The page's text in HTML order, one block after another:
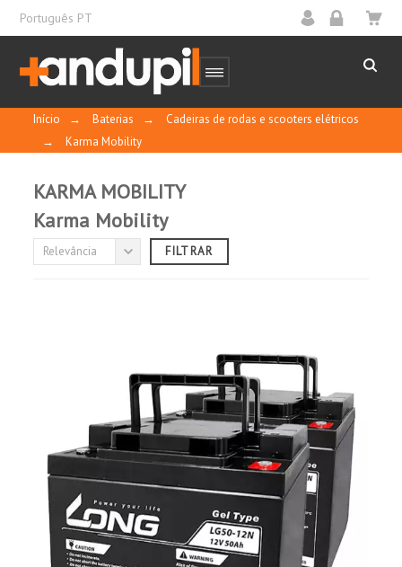
Português PT
Início → Baterias →
Cadeiras de rodas e scooters elétricos
→
Karma Mobility
FABRICANTE / MARCA

CAPACIDADE NOMINAL
(sem filtro)
KARMA MOBILITY
Karma Mobility
Relevância FILTRAR